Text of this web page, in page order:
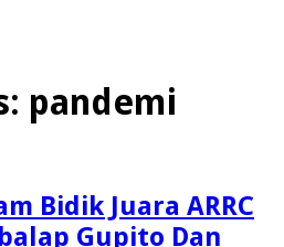
pandemi
Bidik Juara ARRC
Gupito Dan